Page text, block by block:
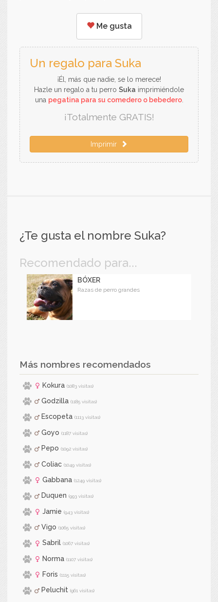
Me gusta
Un regalo para Suka
¡Él, más que nadie, se lo merece!
Hazle un regalo a tu perro Suka imprimiéndole
una pegatina para su comedero o bebedero.
¡Totalmente GRATIS!
Imprimir
¿Te gusta el nombre Suka?
Recomendado para...
BÓXER
Razas de perro grandes
Más nombres recomendados
Kokura (1083 visitas)
Godzilla (1185 visitas)
Escopeta (1113 visitas)
Goyo (1187 visitas)
Pepo (1092 visitas)
Coliac (1049 visitas)
Gabbana (1249 visitas)
Duquen (993 visitas)
Jamie (943 visitas)
Vigo (1065 visitas)
Sabril (1067 visitas)
Norma (1107 visitas)
Foris (1115 visitas)
Peluchit (961 visitas)